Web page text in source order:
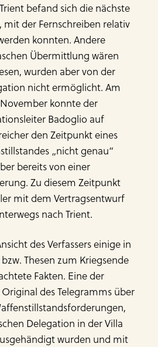
befand sich die nächste
mit der Fernschreiben relativ
konnten. Andere
Übermittlung wären
wurden aber von der
nicht ermöglicht. Am
konnte der
Badoglio auf
den Zeitpunkt eines
„nicht genau“
bereits von einer
Zu diesem Zeitpunkt
mit dem Vertragsentwurf
nach Trient.
des Verfassers einige in
Thesen zum Kriegsende
Fakten. Eine der
des Telegramms über
Delegation in der Villa
wurden und mit